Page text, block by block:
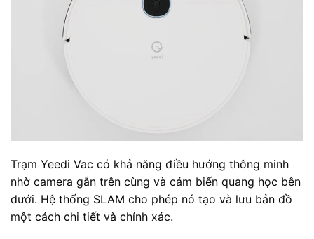
Trạm Yeedi Vac có khả năng điều hướng thông minh
nhờ camera gắn trên cùng và cảm biến quang học bên
dưới. Hệ thống SLAM cho phép nó tạo và lưu bản đồ
một cách chi tiết và chính xác.